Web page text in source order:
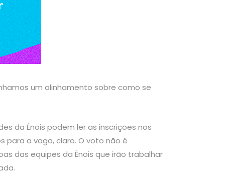
um alinhamento sobre como se
da Énois podem ler as inscrições nos
para a vaga, claro. O voto não é
das equipes da Énois que irão trabalhar